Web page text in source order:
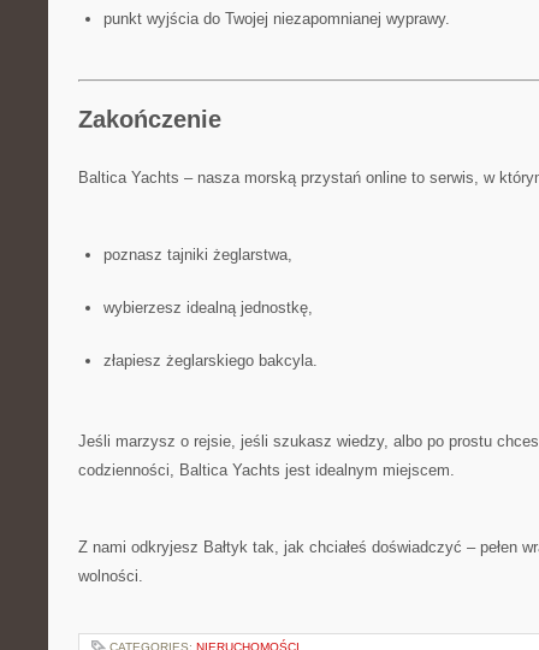
punkt wyjścia do Twojej niezapomnianej wyprawy.
Zakończenie
Baltica Yachts – nasza morską przystań online to serwis, w
poznasz tajniki żeglarstwa,
wybierzesz idealną jednostkę,
złapiesz żeglarskiego bakcyla.
Jeśli marzysz o rejsie, jeśli szukasz wiedzy, albo po prostu
codzienności, Baltica Yachts jest idealnym miejscem.
Z nami odkryjesz Bałtyk tak, jak chciałeś doświadczyć – pełen
wolności.
CATEGORIES: NIERUCHOMOŚCI